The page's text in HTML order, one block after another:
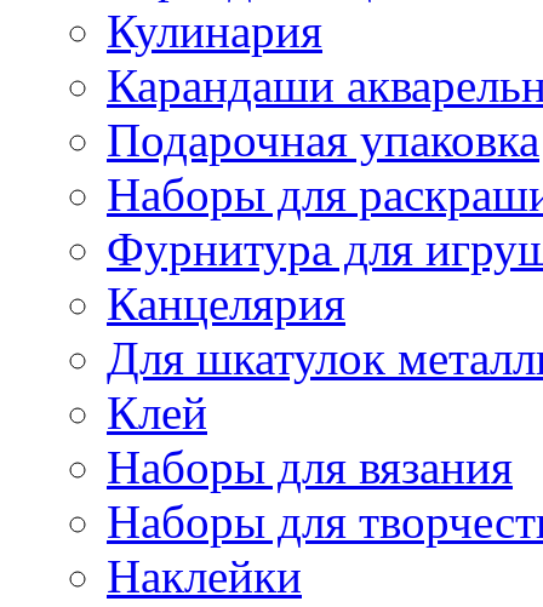
Кулинария
Карандаши
Подарочная упаковка
Наборы для
Фурнитура для
Канцелярия
Для шкатулок
Клей
Наборы для вязания
Наборы для
Наклейки